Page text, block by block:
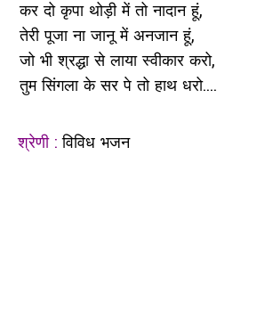
कर दो कृपा थोड़ी में तो नादान हूं,
तेरी पूजा ना जानू में अनजान हूं,
जो भी श्रद्धा से लाया स्वीकार करो,
तुम सिंगला के सर पे तो हाथ धरो....
श्रेणी :विविध भजन